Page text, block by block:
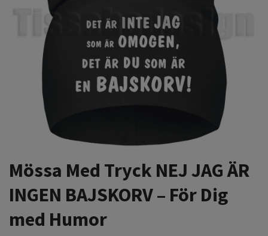
Mössa Med Tryck NEJ JAG ÄR
INGEN BAJSKORV – För Dig
med Humor